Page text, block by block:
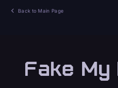
Back to Main Page
Fake